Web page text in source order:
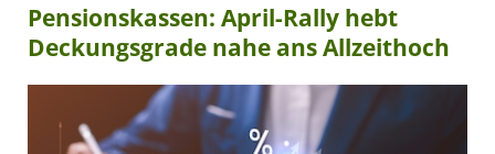
Pensionskassen: April-Rally hebt
Deckungsgrade nahe ans Allzeithoch